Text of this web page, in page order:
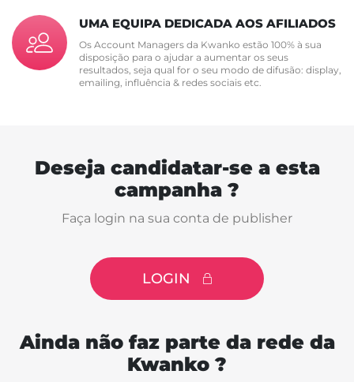
UMA EQUIPA DEDICADA AOS AFILIADOS
Os Account Managers da Kwanko estão 100% à sua
disposição para o ajudar a aumentar os seus
resultados, seja qual for o seu modo de difusão: display,
emailing, influência & redes sociais etc.
Deseja candidatar-se a esta
campanha ?
Faça login na sua conta de publisher
LOGIN
Ainda não faz parte da rede da
Kwanko ?